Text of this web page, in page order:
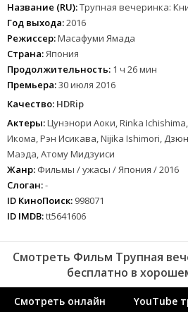
Название (RU):Трупная вечеринка:
Год выхода:2016
Режиссер:Масафуми Ямада
Страна:Япония
Продолжительность: 1 ч 26 мин
Премьера:30 июля 2016
Качество: HDRip
Актеры:Цунэнори Аоки, Rinka
Икома, Рэн Исикава, Nijika Ishimori,
Маэда, Атому Мидзуиси
Жанр: Фильмы / ужасы / Япония / 2016
Слоган:-
ID КиноПоиск: 998071
ID IMDB:tt5641606
Смотреть Фильм Трупная
бесплатно в
Смотреть онлайн YouTube